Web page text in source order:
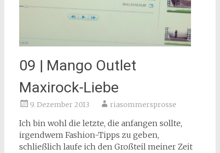
09 | Mango Outlet
Maxirock-Liebe
9. Dezember 2013 riasommersprosse
Ich bin wohl die letzte, die anfangen sollte,
irgendwem Fashion-Tipps zu geben,
schließlich laufe ich den Großteil meiner Zeit